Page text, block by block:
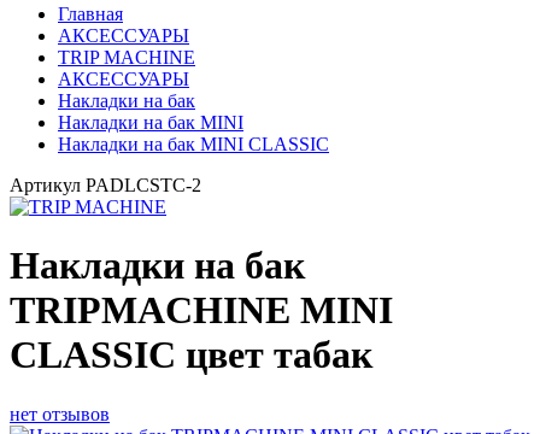
Главная
АКСЕССУАРЫ
TRIP MACHINE
АКСЕССУАРЫ
Накладки на бак
Накладки на бак MINI
Накладки на бак MINI CLASSIC
Артикул PADLCSTC-2
Накладки на бак
TRIPMACHINE MINI
CLASSIC цвет табак
нет отзывов